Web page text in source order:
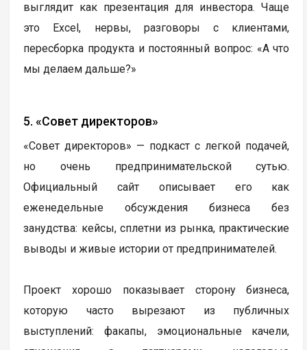
выглядит как презентация для инвестора. Чаще
это Excel, нервы, разговоры с клиентами,
пересборка продукта и постоянный вопрос: «А что
мы делаем дальше?»
5. «Совет директоров»
«Совет директоров» — подкаст с легкой подачей,
но очень предпринимательской сутью.
Официальный сайт описывает его как
еженедельные обсуждения бизнеса без
занудства: кейсы, сплетни из рынка, практические
выводы и живые истории от предпринимателей.
Проект хорошо показывает сторону бизнеса,
которую часто вырезают из публичных
выступлений: факапы, эмоциональные качели,